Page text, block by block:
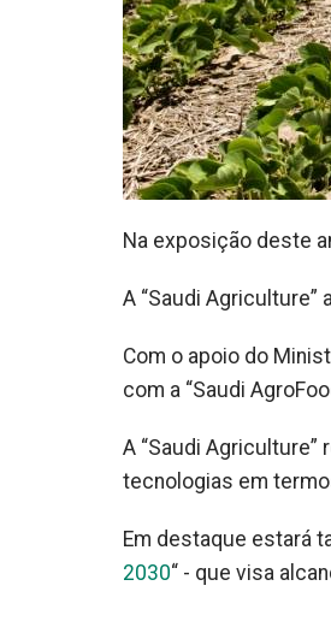
Na exposição deste
A “Saudi
Com o apoio do
com a “Saudi
A “Saudi
tecnologias em
Em destaque estará
2030“ - que visa